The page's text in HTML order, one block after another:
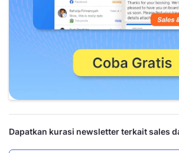
Dapatkan kurasi newsletter terkait sales